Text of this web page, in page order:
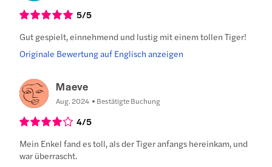
5/5
Gut gespielt, einnehmend und lustig mit einem tollen Tiger!
Originale Bewertung auf Englisch anzeigen
Maeve
Aug. 2024 Bestätigte Buchung
4/5
Mein Enkel fand es toll, als der Tiger anfangs hereinkam, und
war überrascht.